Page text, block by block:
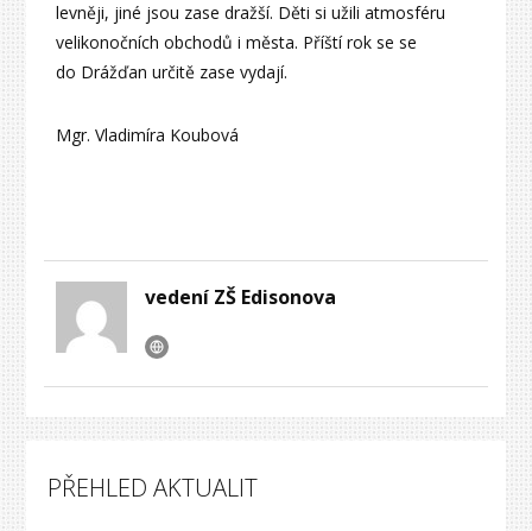
levněji, jiné jsou zase dražší. Děti si užili atmosféru
velikonočních obchodů i města. Příští rok se se
do Drážďan určitě zase vydají.
Mgr. Vladimíra Koubová
vedení ZŠ Edisonova
PŘEHLED AKTUALIT